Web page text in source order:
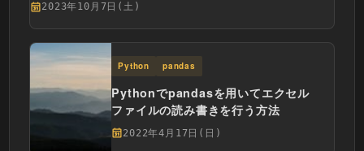
2023年10月7日(土)
Python pandas
Pythonでpandasを用いてエクセル
ファイルの読み書きを行う方法
2022年4月17日(日)